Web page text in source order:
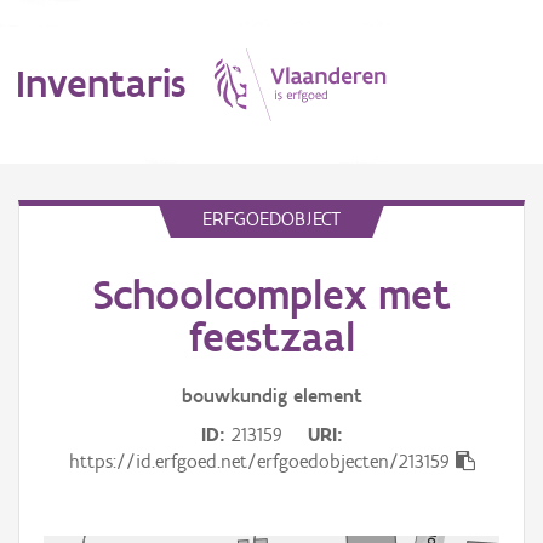
Inventaris
Erfgoedobject
ERFGOEDOBJECT
Schoolcomplex met
feestzaal
bouwkundig element
ID 213159
URI
https://id.erfgoed.net/erfgoedobjecten/213159